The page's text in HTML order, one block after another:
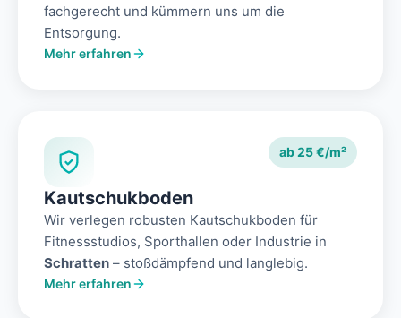
fachgerecht und kümmern uns um die
Entsorgung.
Mehr erfahren
ab 25 €/m²
Kautschukboden
Wir verlegen robusten Kautschukboden für
Fitnessstudios, Sporthallen oder Industrie in
Schratten – stoßdämpfend und langlebig.
Mehr erfahren